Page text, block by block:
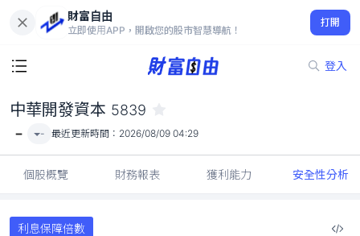
財富自由
立即使用APP，開啟您的股市智慧導航！
打開
登入
-
中華開發資本 5839
- - 最近更新時間： 2026/08/09 04:29
個股概覽 財務報表 獲利能力 安全性分析
利息保障倍數